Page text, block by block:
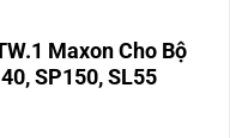
Maxon Cho Bộ
SP150, SL55